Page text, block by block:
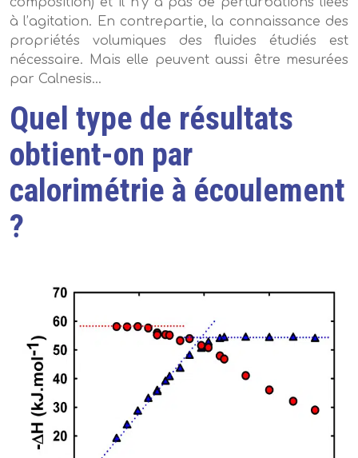
à l’agitation. En contrepartie, la connaissance des
propriétés volumiques des fluides étudiés est
nécessaire. Mais elle peuvent aussi être mesurées
par Calnesis…
Quel type de résultats
obtient-on par
calorimétrie à écoulement
?